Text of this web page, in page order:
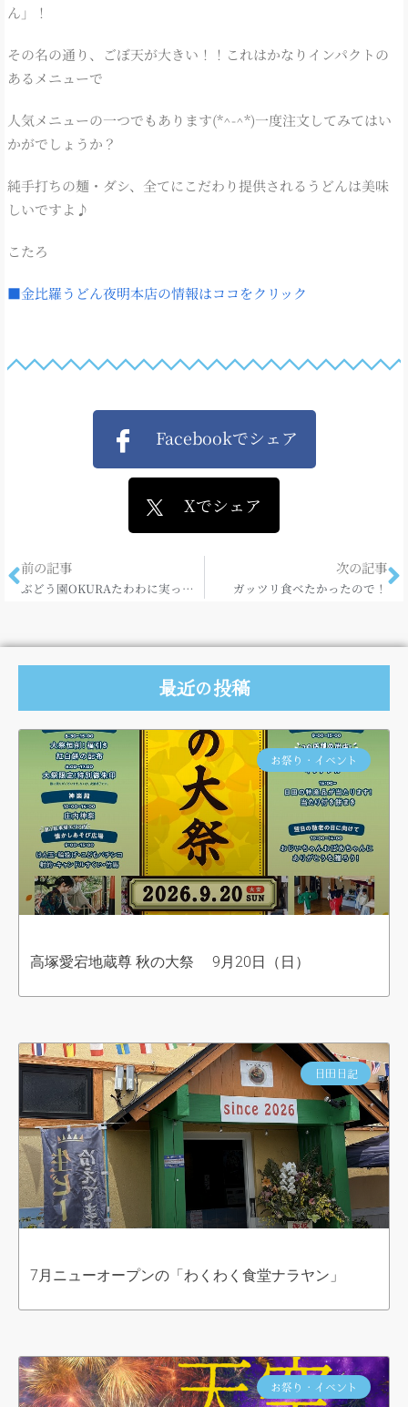
ん」！
その名の通り、ごぼ天が大きい！！これはかなりインパクトの
あるメニューで
人気メニューの一つでもあります(*^-^*)一度注文してみてはい
かがでしょうか？
純手打ちの麺・ダシ、全てにこだわり提供されるうどんは美味
しいですよ♪
こたろ
■金比羅うどん夜明本店の情報はココをクリック
Facebookでシェア
Xでシェア
前の記事
ぶどう園OKURAたわわに実っています
次の記事
ガッツリ食べたかったので！
最近の投稿
お祭り・イベント
高塚愛宕地蔵尊 秋の大祭 9月20日（日）
日田日記
7月ニューオープンの「わくわく食堂ナラヤン」
お祭り・イベント